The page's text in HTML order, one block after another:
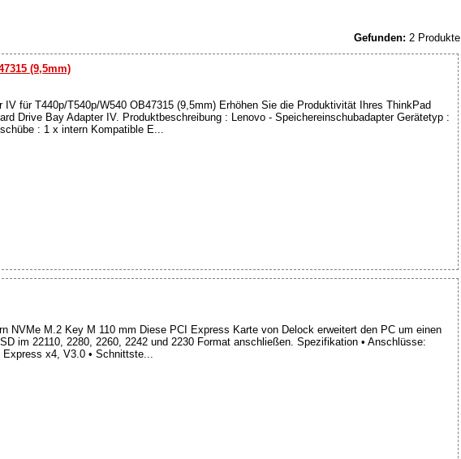
Gefunden: 2 Produkte
(9,5mm)
für T440p/T540p/W540 OB47315 (9,5mm) Erhöhen Sie die Produktivität Ihres ThinkPad
Drive Bay Adapter IV. Produktbeschreibung : Lenovo - Speichereinschubadapter Gerätetyp :
: 1 x intern Kompatible E...
NVMe M.2 Key M 110 mm Diese PCI Express Karte von Delock erweitert den PC um einen
im 22110, 2280, 2260, 2242 und 2230 Format anschließen. Spezifikation • Anschlüsse:
x4, V3.0 • Schnittste...